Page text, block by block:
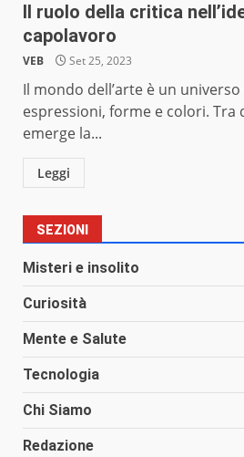
Il ruolo della critica
capolavoro
VEB Set 25, 2023
Il mondo dell’arte è un
espressioni, forme e colori. Tra
emerge la...
Leggi
SEZIONI
Misteri e insolito
Curiosità
Mente e Salute
Tecnologia
Chi Siamo
Redazione